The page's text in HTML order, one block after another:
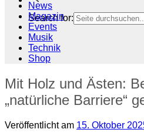
Search for:
News
Magazin
Events
Musik
Technik
Shop
Mit Holz und Ästen:
„natürliche Barriere“
Veröffentlicht am 15. Oktober